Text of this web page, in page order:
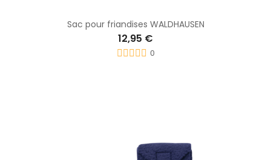
Sac pour friandises WALDHAUSEN
12,95 €
0